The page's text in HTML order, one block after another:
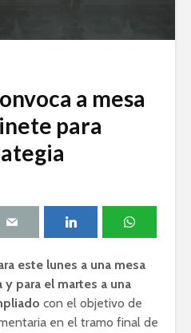
a mesa
para
este lunes a una mesa
y para el martes a una
con el objetivo de
en el tramo final de